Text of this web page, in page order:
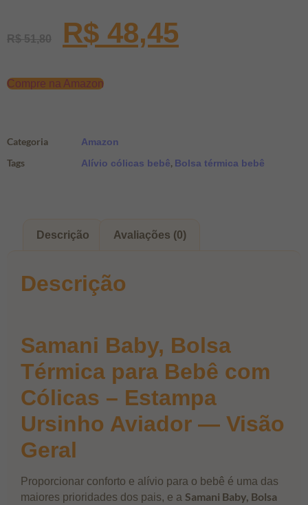
R$51,80 R$ 48,45
Compre na Amazon
Categoria Amazon
Tags Alívio cólicas bebê, Bolsa térmica bebê
Descrição Avaliações (0)
Descrição
Samani Baby, Bolsa
Térmica para Bebê com
Cólicas – Estampa
Ursinho Aviador — Visão
Geral
Proporcionar conforto e alívio para o bebê é uma das
maiores prioridades dos pais, e a Samani Baby, Bolsa